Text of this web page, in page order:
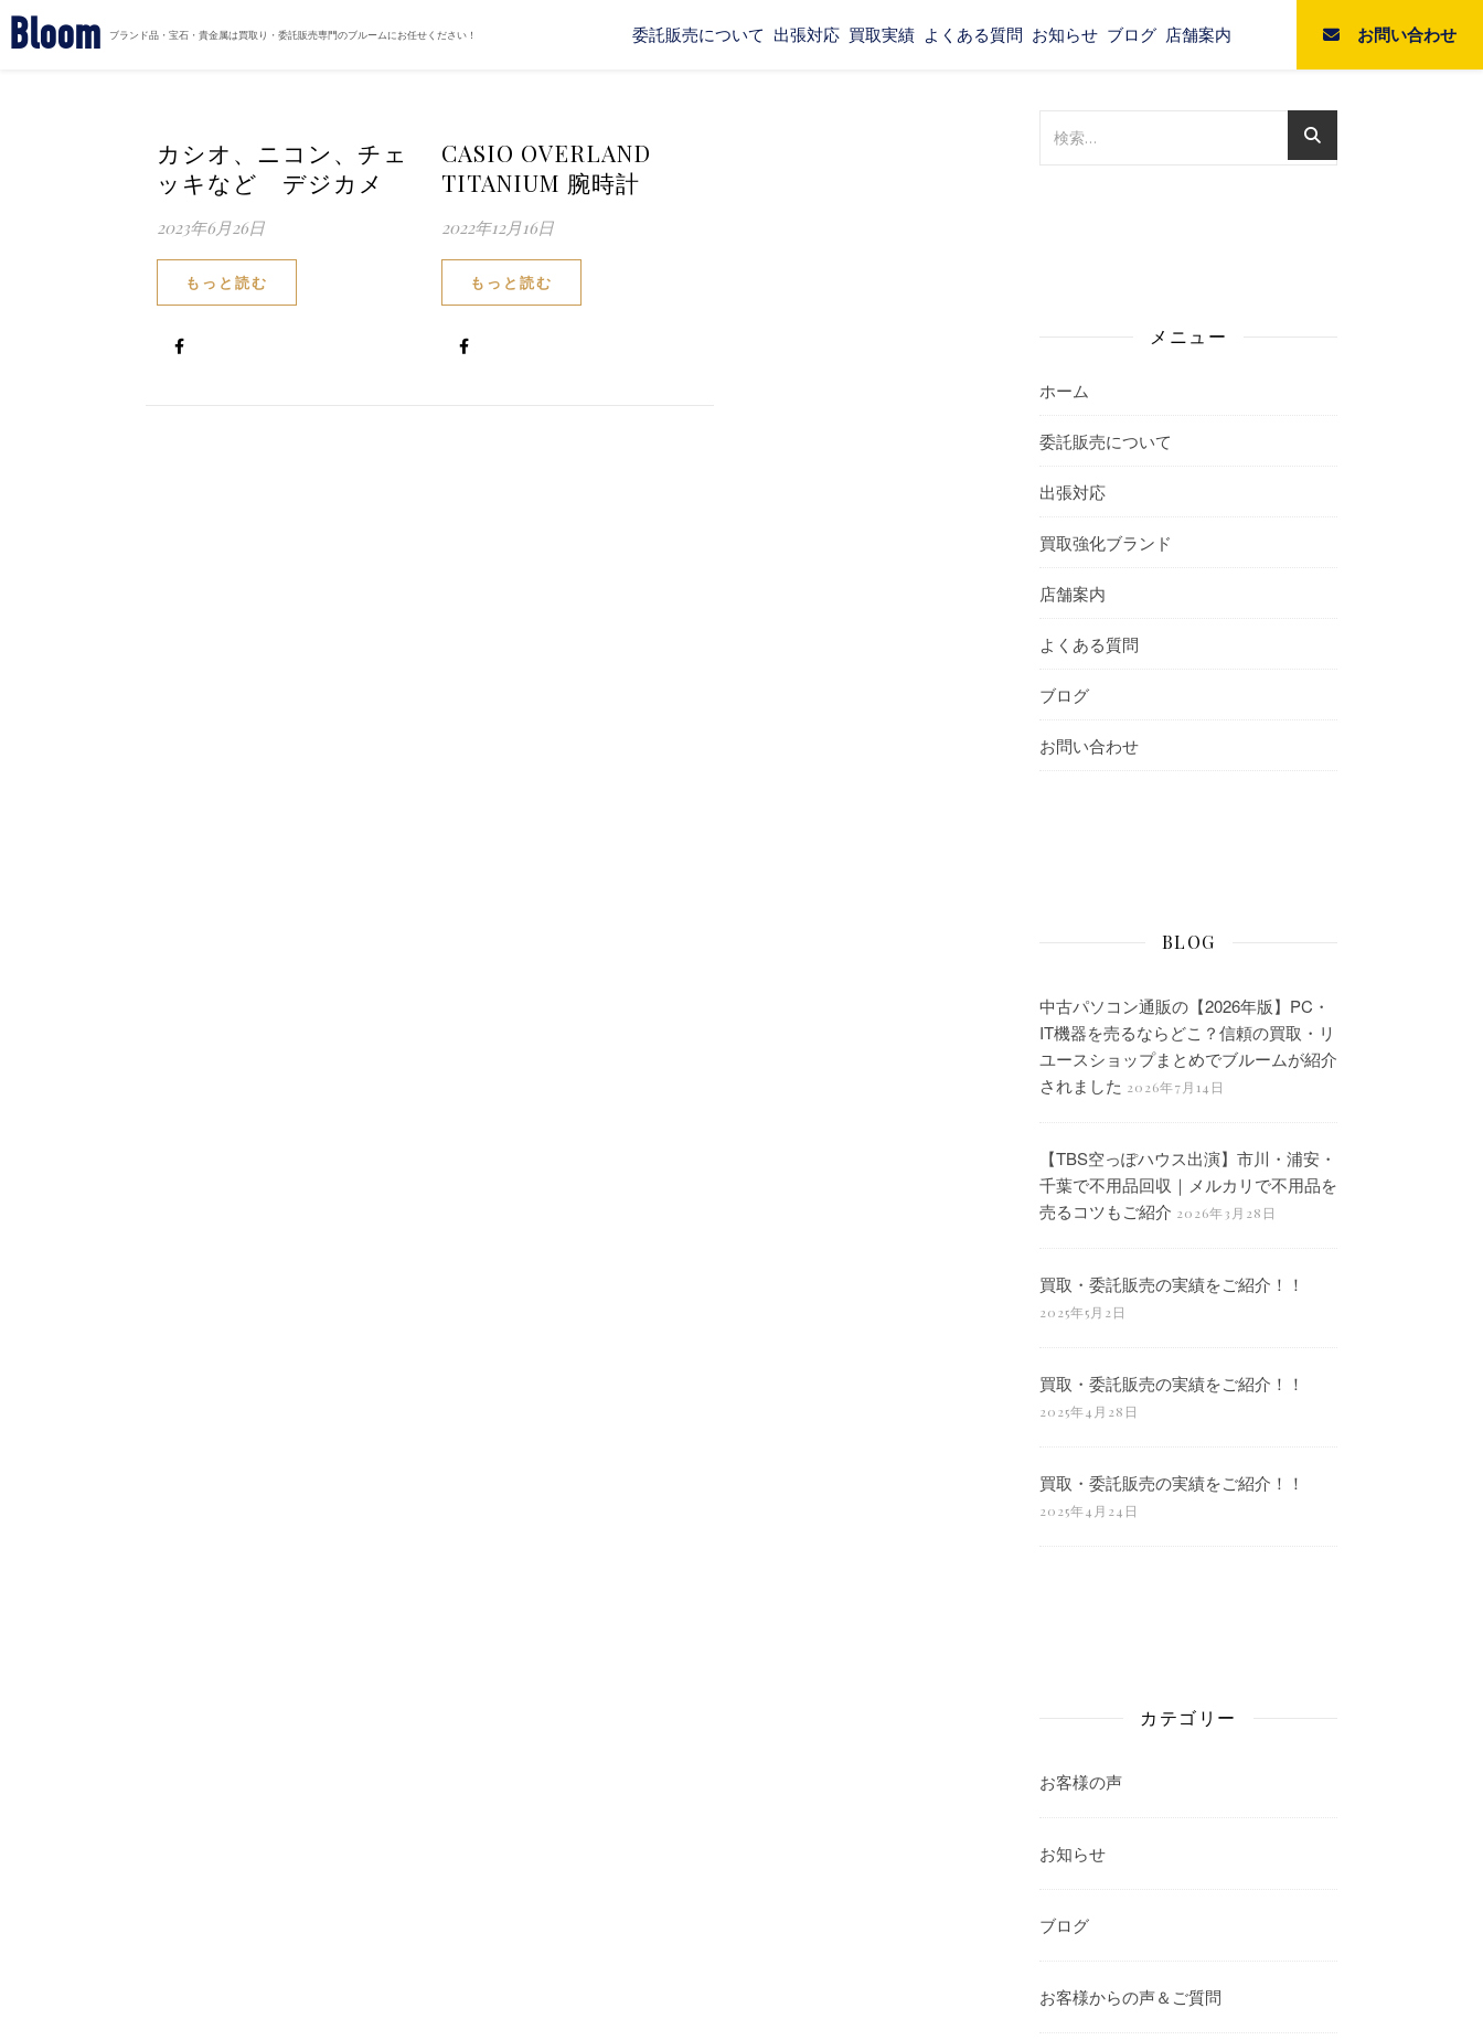
Bloom ブランド品・宝石・貴金属は買取り・委託販売専門のブルームにお任せください！ 委託販売について 出張対応 買取実績 よくある質問 お知らせ ブログ 店舗案内 お問い合わせ
カシオ、ニコン、チェ
ッキなど デジカメ
2023年6月26日
もっと読む
CASIO OVERLAND
TITANIUM 腕時計
2022年12月16日
もっと読む
メニュー
ホーム
委託販売について
出張対応
買取強化ブランド
店舗案内
よくある質問
ブログ
お問い合わせ
BLOG
中古パソコン通販の【2026年版】PC・
IT機器を売るならどこ？信頼の買取・リ
ユースショップまとめでブルームが紹介
されました 2026年7月14日
【TBS空っぽハウス出演】市川・浦安・
千葉で不用品回収｜メルカリで不用品を
売るコツもご紹介 2026年3月28日
買取・委託販売の実績をご紹介！！
2025年5月2日
買取・委託販売の実績をご紹介！！
2025年4月28日
買取・委託販売の実績をご紹介！！
2025年4月24日
カテゴリー
お客様の声
お知らせ
ブログ
お客様からの声＆ご質問